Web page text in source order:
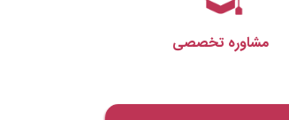
مشاوره تخصصی